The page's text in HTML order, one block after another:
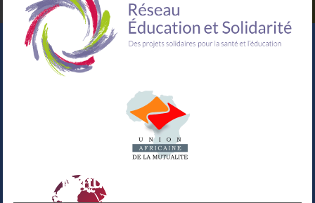
Votre Mutuelle